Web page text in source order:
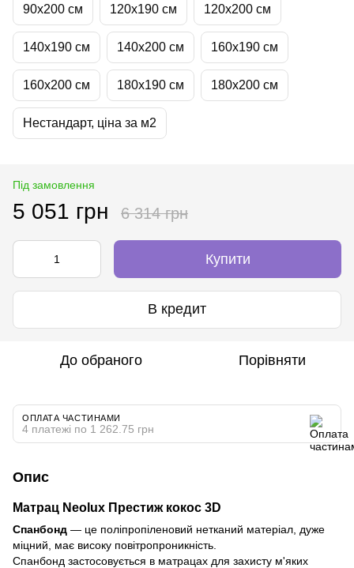
90х200 см 120х190 см 120х200 см
140х190 см 140х200 см 160х190 см
160х200 см 180х190 см 180х200 см
Нестандарт, ціна за м2
Під замовлення
5 051 грн 6 314 грн
Купити
В кредит
До обраного Порівняти
ОПЛАТА ЧАСТИНАМИ
4 платежі по 1 262.75 грн
Опис
Матрац Neolux Престиж кокос 3D
Спанбонд — це поліпропіленовий нетканий матеріал, дуже
міцний, має високу повітропроникність.
Спанбонд застосовується в матрацах для захисту м'яких